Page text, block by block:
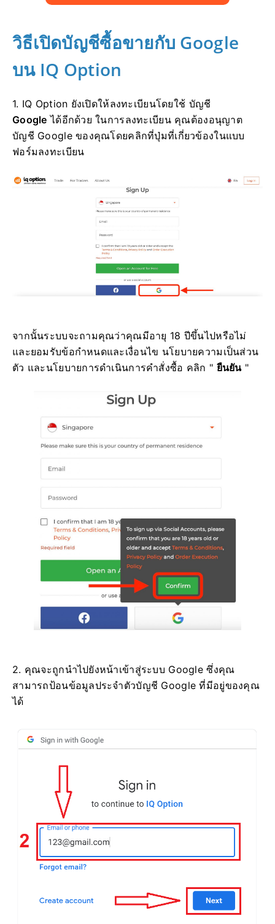
วิธีเปิดบัญชีซื้อขายกับ Google
บน IQ Option
1. IQ Option ยังเปิดให้ลงทะเบียนโดยใช้ บัญชี
Google ได้อีกด้วย ในการลงทะเบียน คุณต้องอนุญาต
บัญชี Google ของคุณโดยคลิกที่ปุ่มที่เกี่ยวข้องในแบบ
ฟอร์มลงทะเบียน
จากนั้นระบบจะถามคุณว่าคุณมีอายุ 18 ปีขึ้นไปหรือไม่
และยอมรับข้อกำหนดและเงื่อนไข นโยบายความเป็นส่วน
ตัว และนโยบายการดำเนินการคำสั่งซื้อ คลิก " ยืนยัน"
2. คุณจะถูกนำไปยังหน้าเข้าสู่ระบบ Google ซึ่งคุณ
สามารถป้อนข้อมูลประจำตัวบัญชี Google ที่มีอยู่ของคุณ
ได้